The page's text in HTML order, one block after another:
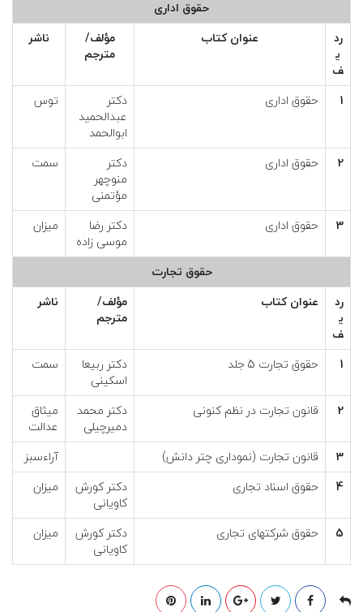
حقوق اداری
رد
ي
ف
عنوان كتاب
مؤلف/
مترجم
ناشر
1 حقوق اداری
دکتر
عبدالحمید
ابوالحمد
توس
2 حقوق اداری
دکتر
منوچهر
مؤتمنی
سمت
3 حقوق اداری
دکتر رضا
موسی زاده
میزان
حقوق تجارت
رد
ي
ف
عنوان كتاب
مؤلف/
مترجم
ناشر
1 حقوق تجارت 5 جلد
دکتر ربیعا
اسکینی
سمت
2 قانون تجارت در نظم کنونی
دکتر محمد
دمیرچیلی
میثاق
عدالت
3
قانون تجارت (نموداری چتر دانش)
آراءسبز
4
حقوق اسناد تجاری
دکتر کورش
کاویانی
میزان
5 حقوق شرکتهای تجاری
دکتر کورش
کاویانی
میزان